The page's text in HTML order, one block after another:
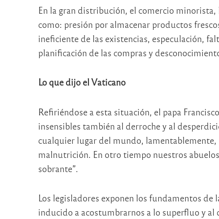
En la gran distribución, el comercio
como: presión por almacenar productos
ineficiente de las existencias, especulación,
planificación de las compras y
Lo que dijo el Vaticano
Refiriéndose a esta situación, el papa
insensibles también al derroche y al
cualquier lugar del mundo,
malnutrición. En otro tiempo nuestros
sobrante”.
Los legisladores exponen los fundamentos
inducido a acostumbrarnos a lo superfluo y